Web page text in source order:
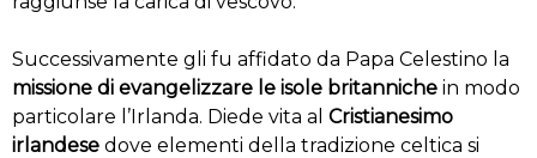
Successivamente gli fu affidato da Papa Celestino la
missione di evangelizzare le isole britanniche in modo
particolare l’Irlanda. Diede vita al Cristianesimo
irlandese dove elementi della tradizione celtica si